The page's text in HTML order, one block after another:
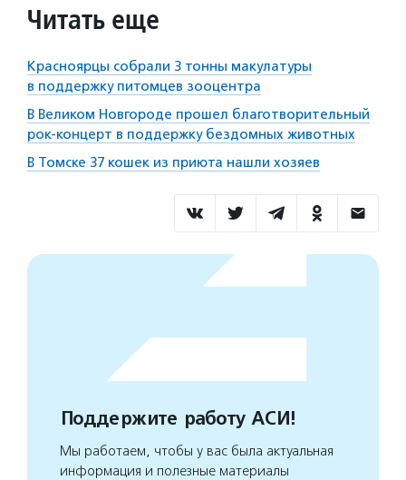
Читать еще
Красноярцы собрали 3 тонны макулатуры
в поддержку питомцев зооцентра
В Великом Новгороде прошел благотворительный
рок-концерт в поддержку бездомных животных
В Томске 37 кошек из приюта нашли хозяев
Поддержите работу АСИ!
Мы работаем, чтобы у вас была актуальная
информация и полезные материалы